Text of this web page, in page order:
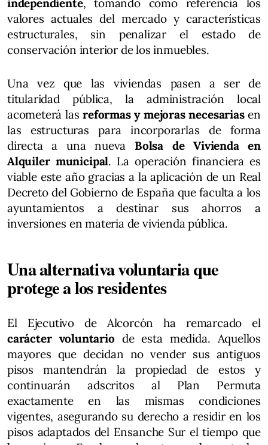
independiente, tomando como referencia los
valores actuales del mercado y características
estructurales, sin penalizar el estado de
conservación interior de los inmuebles.
Una vez que las viviendas pasen a ser de
titularidad pública, la administración local
acometerá las reformas y mejoras necesariasen
las estructuras para incorporarlas de forma
directa a una nueva Bolsa de Vivienda en
Alquiler municipal. La operación financiera es
viable este año gracias a la aplicación de un Real
Decreto del Gobierno de España que faculta a los
ayuntamientos a destinar sus ahorros a
inversiones en materia de vivienda pública.
Una alternativa voluntaria que
protege a los residentes
El Ejecutivo de Alcorcón ha remarcado el
carácter voluntariode esta medida. Aquellos
mayores que decidan no vender sus antiguos
pisos mantendrán la propiedad de estos y
continuarán adscritos al Plan Permuta
exactamente en las mismas condiciones
vigentes, asegurando su derecho a residir en los
pisos adaptados del Ensanche Sur el tiempo que